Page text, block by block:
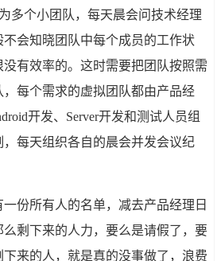
多个小团队，每天晨会问技术经理
会知晓团队中每个成员的工作状
有效率的。这时需要把团队按照需
每个需求的虚拟团队都由产品经
开发、Server开发和测试人员组
每天组织各自的晨会并发会议纪
份所有人的名单，减去产品经理日
剩下来的人力，要么是请假了，要
来的人，就是真的没事做了，浪费